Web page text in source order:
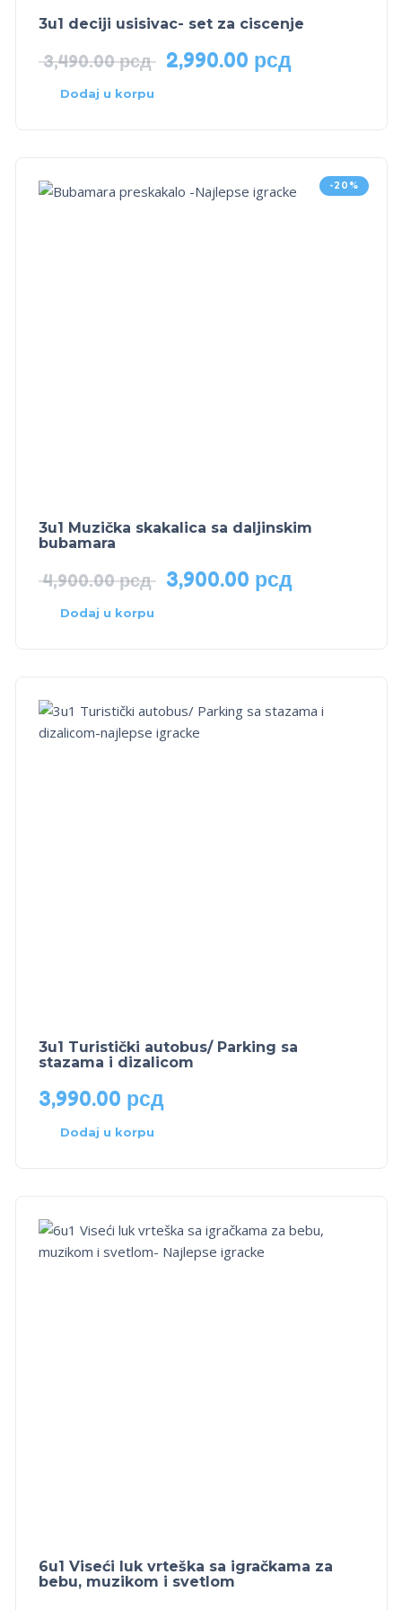
3u1 deciji usisivac- set za ciscenje
3,490.00рсд 2,990.00 рсд
Dodaj u korpu
-20%
3u1 Muzička skakalica sa daljinskim
bubamara
4,900.00рсд 3,900.00 рсд
Dodaj u korpu
3u1 Turistički autobus/ Parking sa
stazama i dizalicom
3,990.00 рсд
Dodaj u korpu
6u1 Viseći luk vrteška sa igračkama za
bebu, muzikom i svetlom